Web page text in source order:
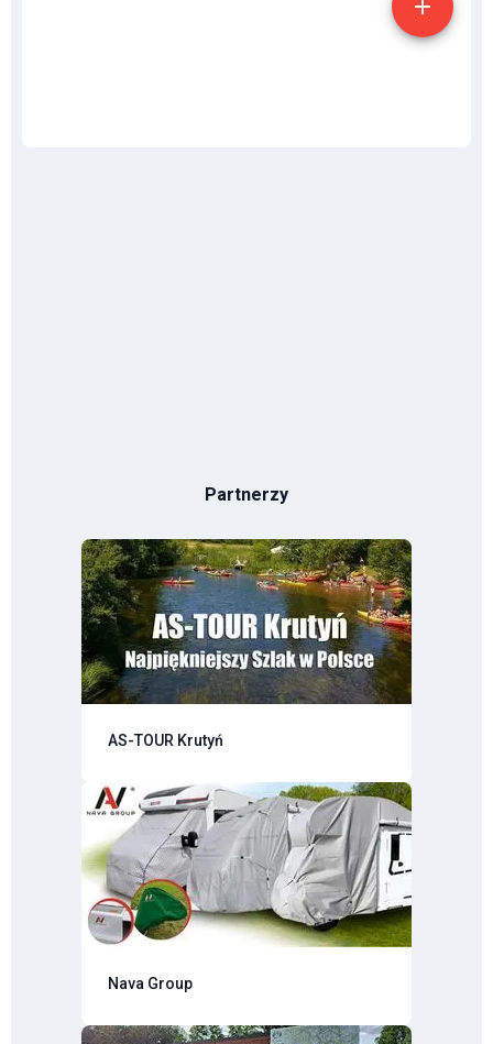
Partnerzy
AS-TOUR Krutyń
Nava Group